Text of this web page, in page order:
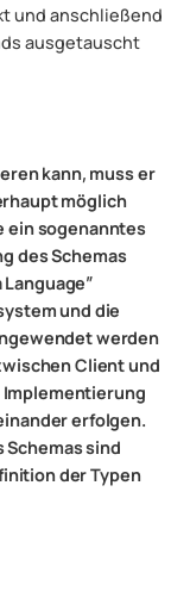
und anschließend
ausgetauscht
kann, muss er
möglich
ein sogenanntes
des Schemas
und die
werden
Client und
Implementierung
erfolgen.
sind
der Typen